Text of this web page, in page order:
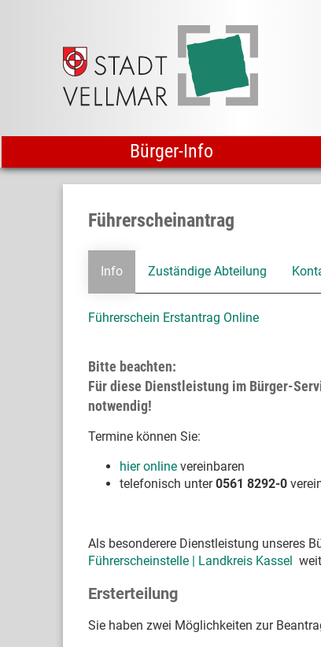
Bürger-Info
Führerscheinantrag
Info Zuständige Abteilung
Führerschein Erstantrag Online
Bitte beachten:
Für diese Dienstleistung im Bürger-
notwendig!
Termine können Sie:
hier online vereinbaren
telefonisch unter0561 8292-0
Als besonderere Dienstleistung unseres
Führerscheinstelle | Landkreis Kassel
Ersterteilung
Sie haben zwei Möglichkeiten zur